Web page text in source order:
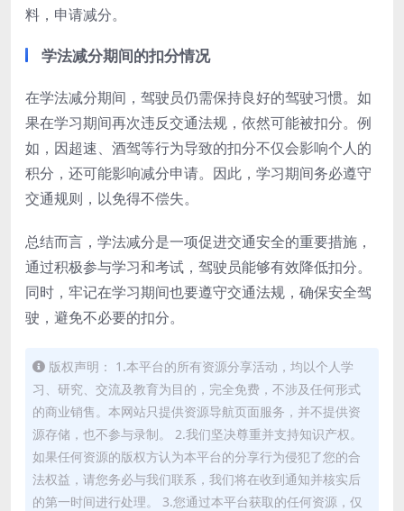
料，申请减分。
学法减分期间的扣分情况
在学法减分期间，驾驶员仍需保持良好的驾驶习惯。如
果在学习期间再次违反交通法规，依然可能被扣分。例
如，因超速、酒驾等行为导致的扣分不仅会影响个人的
积分，还可能影响减分申请。因此，学习期间务必遵守
交通规则，以免得不偿失。
总结而言，学法减分是一项促进交通安全的重要措施，
通过积极参与学习和考试，驾驶员能够有效降低扣分。
同时，牢记在学习期间也要遵守交通法规，确保安全驾
驶，避免不必要的扣分。
版权声明： 1.本平台的所有资源分享活动，均以个人学
习、研究、交流及教育为目的，完全免费，不涉及任何形式
的商业销售。本网站只提供资源导航页面服务，并不提供资
源存储，也不参与录制。 2.我们坚决尊重并支持知识产权。
如果任何资源的版权方认为本平台的分享行为侵犯了您的合
法权益，请您务必与我们联系，我们将在收到通知并核实后
的第一时间进行处理。 3.您通过本平台获取的任何资源，仅